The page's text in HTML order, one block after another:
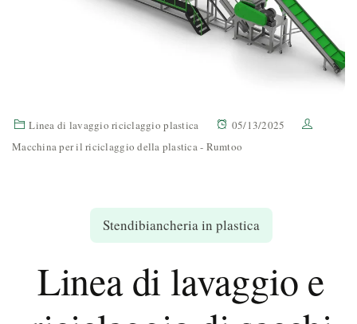
Linea di lavaggio riciclaggio plastica
05/13/2025
Macchina per il riciclaggio della plastica - Rumtoo
Stendibiancheria in plastica
Linea di lavaggio e